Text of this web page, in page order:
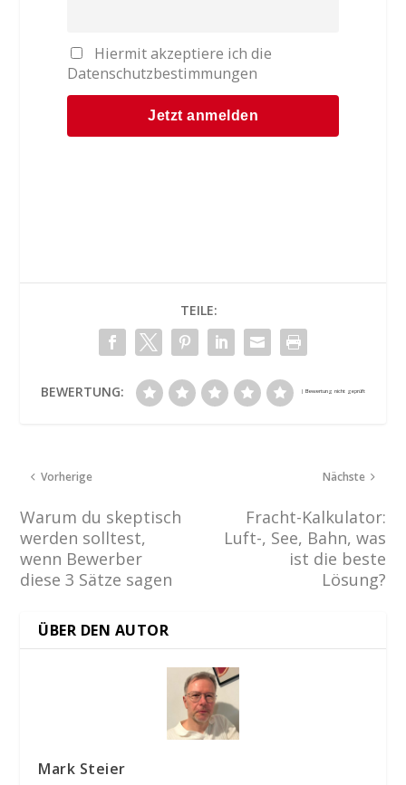
Hiermit akzeptiere ich die
Datenschutzbestimmungen
TEILE:
BEWERTUNG:
Vorherige
Warum du skeptisch
werden solltest,
wenn Bewerber
diese 3 Sätze sagen
Nächste
Fracht-Kalkulator:
Luft-, See, Bahn, was
ist die beste
Lösung?
ÜBER DEN AUTOR
Mark Steier